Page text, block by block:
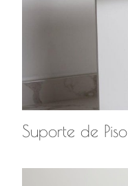
Suporte de Piso